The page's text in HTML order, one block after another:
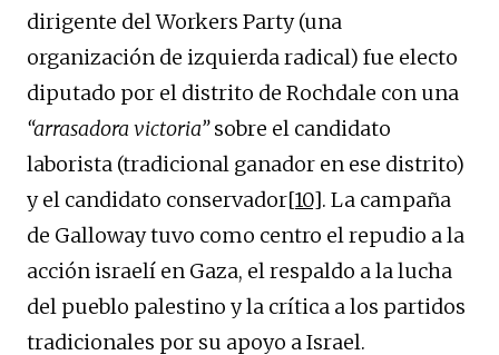
dirigente del Workers Party (una
organización de izquierda radical) fue electo
diputado por el distrito de Rochdale con una
“arrasadora victoria”sobre el candidato
laborista (tradicional ganador en ese distrito)
y el candidato conservador[10]. La campaña
de Galloway tuvo como centro el repudio a la
acción israelí en Gaza, el respaldo a la lucha
del pueblo palestino y la crítica a los partidos
tradicionales por su apoyo a Israel.